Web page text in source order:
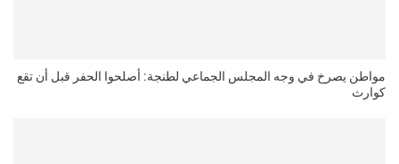
مواطن يصرخ في وجه المجلس الجماعي لطنجة: أصلحوا الحفر قبل أن تقع
كوارث